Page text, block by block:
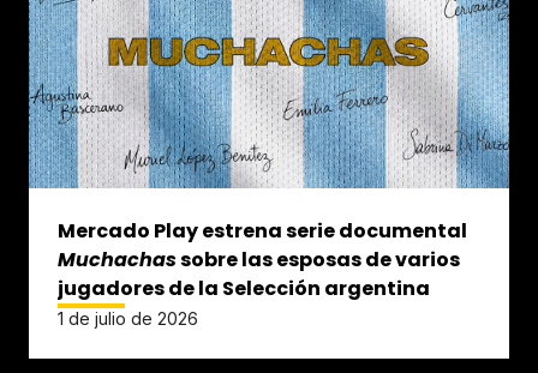
Mercado Play estrena serie documental
Muchachassobre las esposas de varios
jugadores de la Selección argentina
1 de julio de 2026